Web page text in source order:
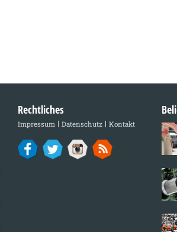
Rechtliches
Impressum Datenschutz Kontakt